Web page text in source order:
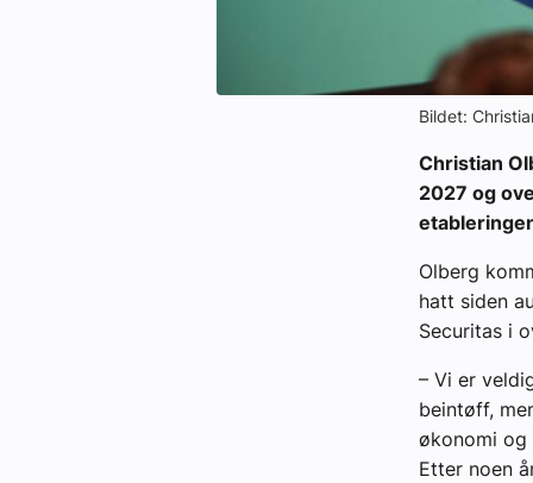
Bildet:
Christian
2027 og
Olberg
hatt siden
Securitas i
– Vi er
beintøff,
økonomi og
Etter noen